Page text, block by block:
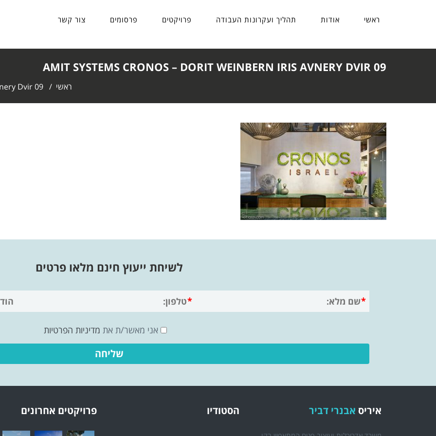
ראשי אודות תהליך ועקרונות העבודה פרויקטים פרסומים צור קשר
AMIT SYSTEMS CRONOS – DORIT WEINBERN IRIS AVNERY DVIR 09
ראשי /
Dvir 09
לשיחת ייעוץ חינם מלאו פרטים
אני מאשר/ת את מדיניות הפרטיות
איריס אבנרי דביר הסטודיו פרויקטים אחרונים